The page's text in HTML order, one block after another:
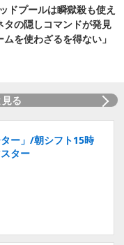
ドプールは瞬獄殺も使え
の隠しコマンドが発見
を使わざるを得ない」
る
ー」/朝シフト15時
ター